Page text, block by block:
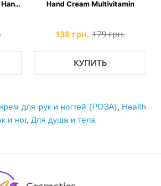
Hand Cream Multivitamin
138 грн. 179 грн.
КУПИТЬ
для рук и ногтей (РОЗА), Health
и ног, Для душа и тела